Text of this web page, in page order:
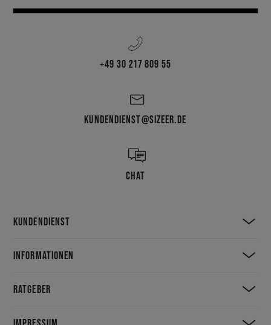
+49 30 217 809 55
KUNDENDIENST@SIZEER.DE
CHAT
KUNDENDIENST
INFORMATIONEN
RATGEBER